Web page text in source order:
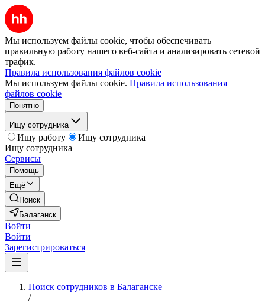
Мы используем файлы cookie, чтобы обеспечивать
правильную работу нашего веб-сайта и анализировать сетевой
трафик.
Правила использования файлов cookie
Мы используем файлы cookie. Правила использования
файлов cookie
Понятно
Ищу сотрудника
Ищу работу
Ищу сотрудника
Ищу сотрудника
Сервисы
Помощь
Ещё
Поиск
Балаганск
Войти
Войти
Зарегистрироваться
Поиск сотрудников в Балаганске
/